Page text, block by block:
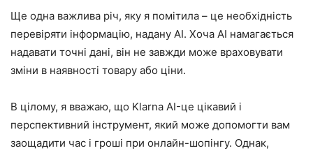
Ще одна важлива річ, яку я помітила – це необхідність
перевіряти інформацію, надану AI. Хоча AI намагається
надавати точні дані, він не завжди може враховувати
зміни в наявності товару або ціни.
В цілому, я вважаю, що Klarna AI-це цікавий і
перспективний інструмент, який може допомогти вам
заощадити час і гроші при онлайн-шопінгу. Однак,